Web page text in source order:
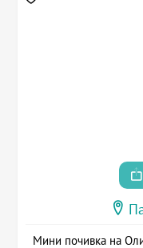
Мини почивка на